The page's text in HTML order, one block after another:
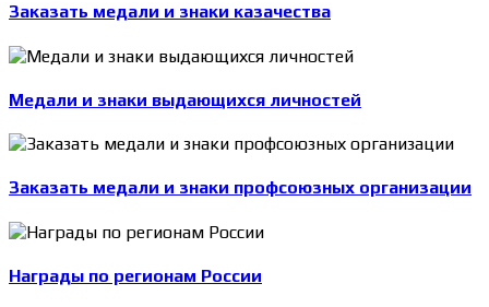
Заказать медали и знаки казачества
Медали и знаки выдающихся личностей
Заказать медали и знаки профсоюзных организации
Награды по регионам России